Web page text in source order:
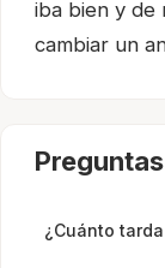
iba bien y de
cambiar un
¿Cuánto